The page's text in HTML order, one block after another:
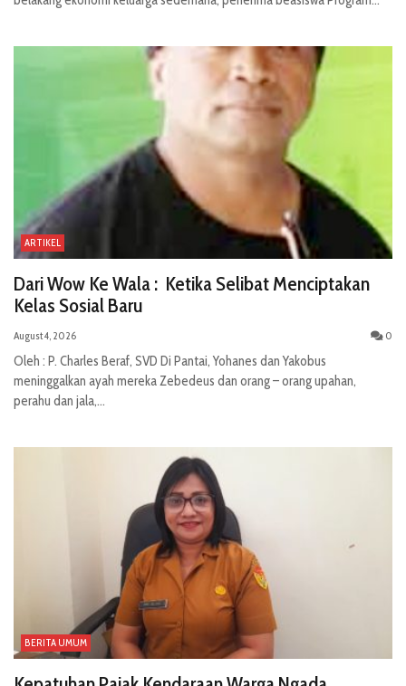
ARTIKEL
Dari Wow Ke Wala : Ketika Selibat Menciptakan
Kelas Sosial Baru
August 4, 2026 0
Oleh : P. Charles Beraf, SVD Di Pantai, Yohanes dan Yakobus
meninggalkan ayah mereka Zebedeus dan orang – orang upahan,
perahu dan jala,...
BERITA UMUM